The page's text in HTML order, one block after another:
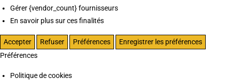
Gérer {vendor_count} fournisseurs
En savoir plus sur ces finalités
Accepter Refuser Préférences
Enregistrer les préférences
Préférences
Politique de cookies